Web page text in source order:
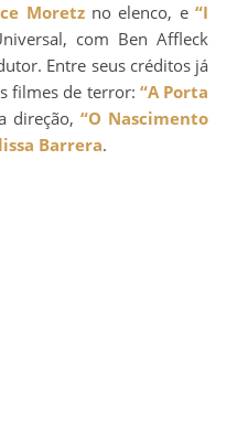
Moretzno elenco, e “I
com Ben Affleck
Entre seus créditos já
filmes de terror: “A Porta
direção,“O Nascimento
Barrera.